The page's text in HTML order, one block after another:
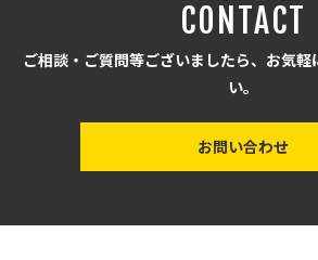
CONTACT
ご相談・ご質問等ございましたら、お気軽
い。
お問い合わせ